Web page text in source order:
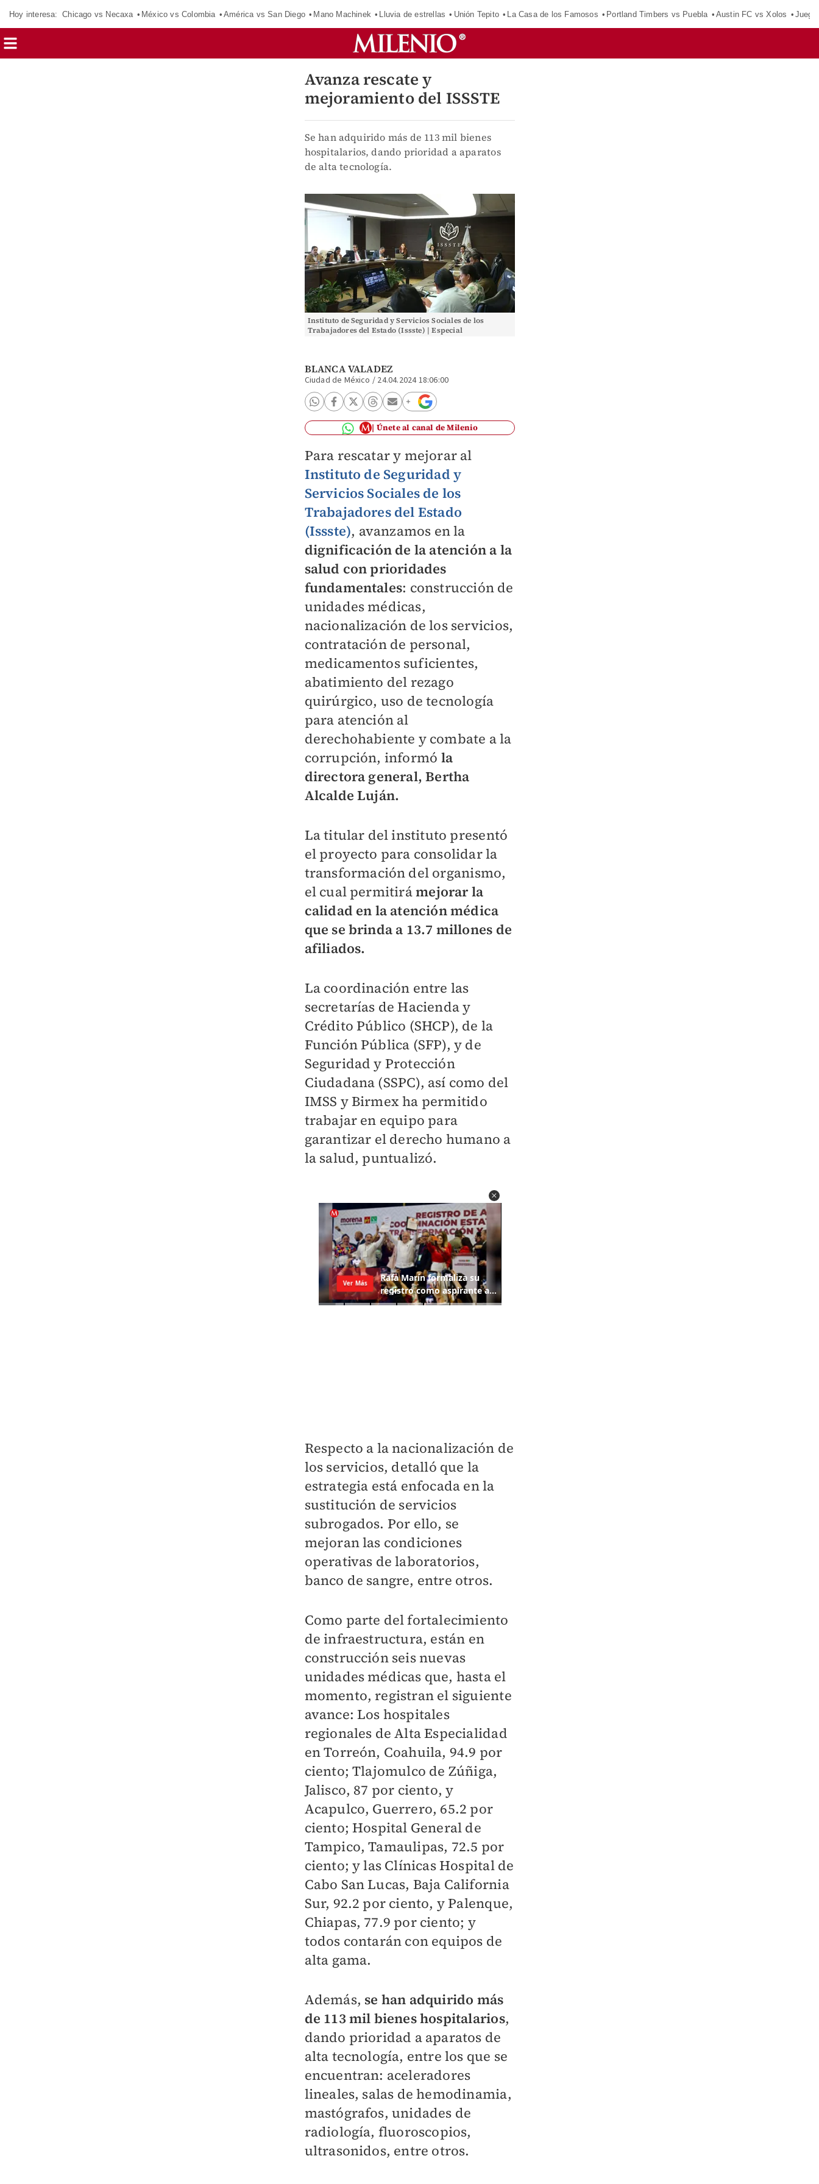
Hoy interesa: Chicago vs Necaxa México vs Colombia América vs San Diego Mano Machinek Lluvia de estrellas Unión Tepito La Casa de los Famosos Portland Timbers vs Puebla Austin FC vs Xolos
Avanza rescate y
mejoramiento del ISSSTE
Se han adquirido más de 113 mil bienes
hospitalarios, dando prioridad a aparatos
de alta tecnología.
Instituto de Seguridad y Servicios Sociales de los
Trabajadores del Estado (Issste) | Especial
BLANCA VALADEZ
Ciudad de México / 24.04.2024 18:06:00
Únete al canal de Milenio
Para rescatar y mejorar al
Instituto de Seguridad y
Servicios Sociales de los
Trabajadores del Estado
(Issste), avanzamos en la
dignificación de la atención a la
salud con prioridades
fundamentales: construcción de
unidades médicas,
nacionalización de los servicios,
contratación de personal,
medicamentos suficientes,
abatimiento del rezago
quirúrgico, uso de tecnología
para atención al
derechohabiente y combate a la
corrupción, informó la
directora general, Bertha
Alcalde Luján.
La titular del instituto presentó
el proyecto para consolidar la
transformación del organismo,
el cual permitirámejorar la
calidad en la atención médica
que se brinda a 13.7 millones de
afiliados.
La coordinación entre las
secretarías de Hacienda y
Crédito Público (SHCP), de la
Función Pública (SFP), y de
Seguridad y Protección
Ciudadana (SSPC), así como del
IMSS y Birmex ha permitido
trabajar en equipo para
garantizar el derecho humano a
la salud, puntualizó.
Respecto a la nacionalización de
los servicios, detalló que la
estrategia está enfocada en la
sustitución de servicios
subrogados. Por ello, se
mejoran las condiciones
operativas de laboratorios,
banco de sangre, entre otros.
Como parte del fortalecimiento
de infraestructura, están en
construcción seis nuevas
unidades médicas que, hasta el
momento, registran el siguiente
avance: Los hospitales
regionales de Alta Especialidad
en Torreón, Coahuila, 94.9 por
ciento; Tlajomulco de Zúñiga,
Jalisco, 87 por ciento, y
Acapulco, Guerrero, 65.2 por
ciento; Hospital General de
Tampico, Tamaulipas, 72.5 por
ciento; y las Clínicas Hospital de
Cabo San Lucas, Baja California
Sur, 92.2 por ciento, y Palenque,
Chiapas, 77.9 por ciento; y
todos contarán con equipos de
alta gama.
Además, se han adquirido más
de 113 mil bienes hospitalarios,
dando prioridad a aparatos de
alta tecnología, entre los que se
encuentran: aceleradores
lineales, salas de hemodinamia,
mastógrafos, unidades de
radiología, fluoroscopios,
ultrasonidos, entre otros.